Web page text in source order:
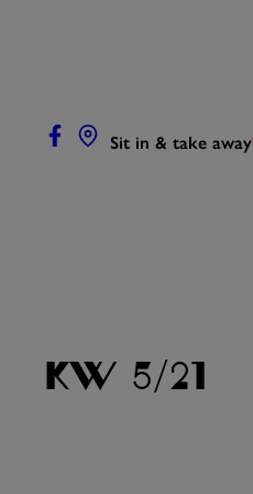
Sit in & take away
KW 5/21